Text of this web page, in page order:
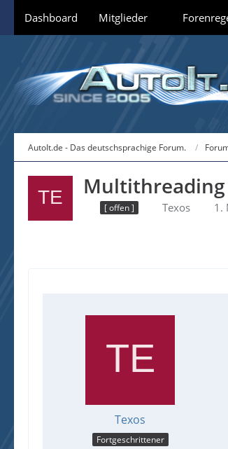
Dashboard Mitglieder
AutoIt.de - Das deutschsprachige Forum.
[ offen ] Texos 1.
Texos
Fortgeschrittener